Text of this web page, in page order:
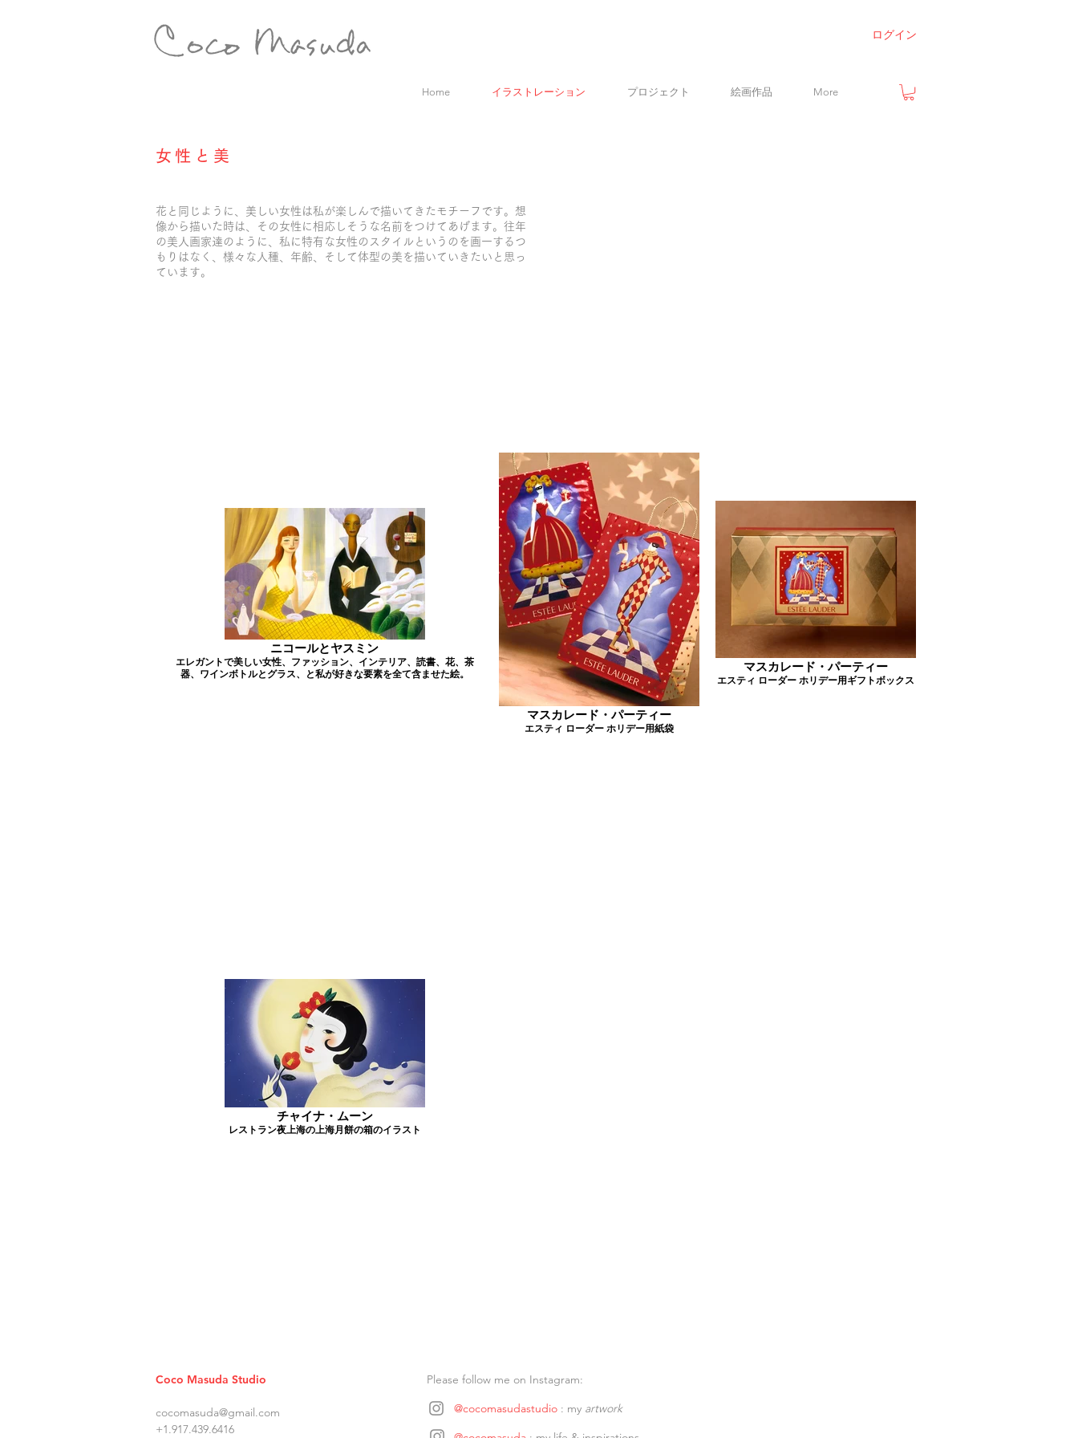
ログイン
Home イラストレーション プロジェクト 絵画作品 More
女性と美
花と同じように、美しい女性は私が楽しんで描いてきたモチーフです。想
像から描いた時は、その女性に相応しそうな名前をつけてあげます。往年
の美人画家達のように、私に特有な女性のスタイルというのを画一するつ
もりはなく、様々な人種、年齢、そして体型の美を描いていきたいと思っ
ています。
ニコールとヤスミン
エレガントで美しい女性、ファッション、インテリア、読書、花、茶
器、ワインボトルとグラス、と私が好きな要素を全て含ませた絵。
マスカレード・パーティー
エスティ ローダー ホリデー用紙袋
マスカレード・パーティー
エスティ ローダー ホリデー用ギフトボックス
チャイナ・ムーン
レストラン夜上海の上海月餅の箱のイラスト
Coco Masuda Studio
cocomasuda@gmail.com
+1.917.439.6416
Please follow me on Instagram:
@cocomasudastudio : my artwork